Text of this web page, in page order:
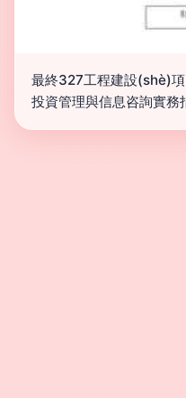
最終327工程建設(shè)
投資管理與信息咨詢實務